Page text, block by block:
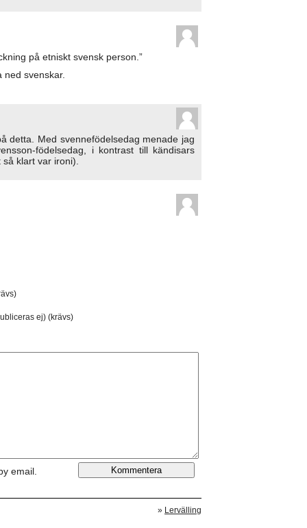
på etniskt svensk person.”
svenskar.
detta. Med svennefödelsedag menade jag
födelsedag, i kontrast till kändisars
klart var ironi).
ej) (krävs)
email.
» Lervälling